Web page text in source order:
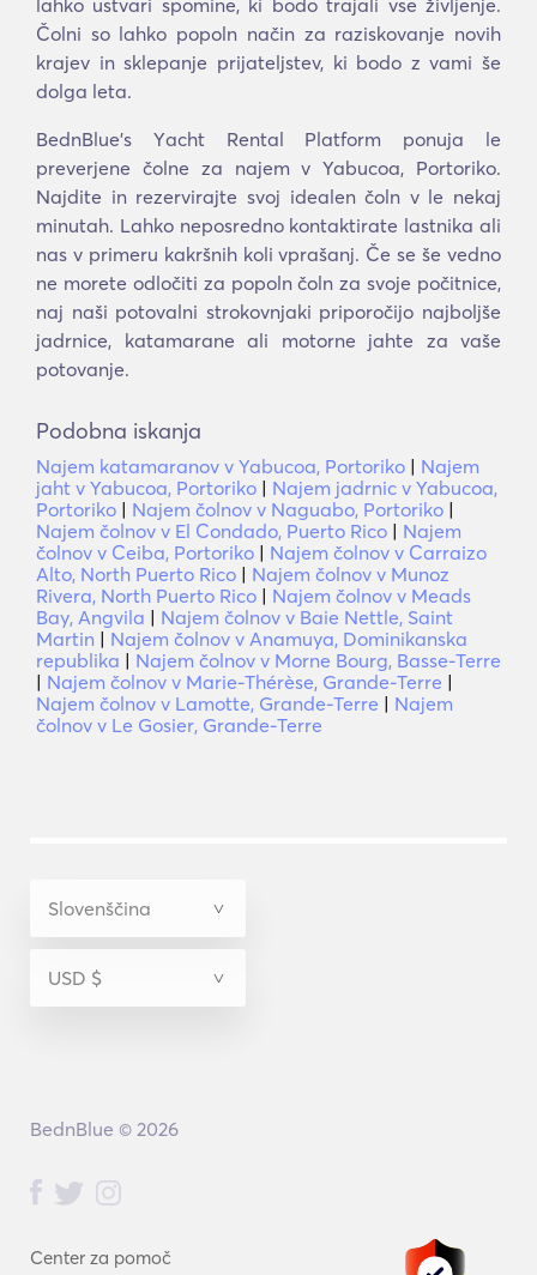
lahko ustvari spomine, ki bodo trajali vse življenje.
Čolni so lahko popoln način za raziskovanje novih
krajev in sklepanje prijateljstev, ki bodo z vami še
dolga leta.
BednBlue's Υacht Rental Platform ponuja le
preverjene čolne za najem v Yabucoa, Portoriko.
Najdite in rezervirajte svoj idealen čoln v le nekaj
minutah. Lahko neposredno kontaktirate lastnika ali
nas v primeru kakršnih koli vprašanj. Če se še vedno
ne morete odločiti za popoln čoln za svoje počitnice,
naj naši potovalni strokovnjaki priporočijo najboljše
jadrnice, katamarane ali motorne jahte za vaše
potovanje.
Podobna iskanja
Najem katamaranov v Yabucoa, Portoriko | Najem
jaht v Yabucoa, Portoriko | Najem jadrnic v Yabucoa,
Portoriko | Najem čolnov v Naguabo, Portoriko |
Najem čolnov v El Condado, Puerto Rico | Najem
čolnov v Ceiba, Portoriko | Najem čolnov v Carraizo
Alto, North Puerto Rico | Najem čolnov v Munoz
Rivera, North Puerto Rico | Najem čolnov v Meads
Bay, Angvila | Najem čolnov v Baie Nettle, Saint
Martin | Najem čolnov v Anamuya, Dominikanska
republika | Najem čolnov v Morne Bourg, Basse-Terre
| Najem čolnov v Marie-Thérèse, Grande-Terre |
Najem čolnov v Lamotte, Grande-Terre | Najem
čolnov v Le Gosier, Grande-Terre
Center za pomoč
BednBlue © 2026